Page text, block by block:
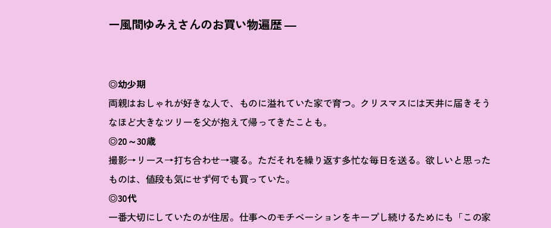
ー風間ゆみえさんのお買い物遍歴 ―
◎幼少期
両親はおしゃれが好きな人で、ものに溢れていた家で育つ。クリスマスには天井に届きそう
なほど大きなツリーを父が抱えて帰ってきたことも｡
◎20～30歳
撮影→リース→打ち合わせ→寝る。ただそれを繰り返す多忙な毎日を送る。欲しいと思った
ものは、値段も気にせず何でも買っていた。
◎30代
一番大切にしていたのが住居。仕事へのモチベーションをキープし続けるためにも「この家